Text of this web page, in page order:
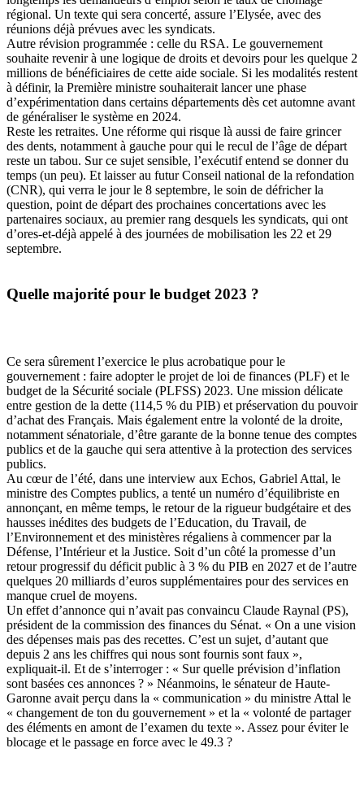
régional. Un texte qui sera concerté, assure l’Elysée, avec des
réunions déjà prévues avec les syndicats.
Autre révision programmée : celle du RSA. Le gouvernement
souhaite revenir à une logique de droits et devoirs pour les quelque 2
millions de bénéficiaires de cette aide sociale. Si les modalités restent
à définir, la Première ministre souhaiterait lancer une phase
d’expérimentation dans certains départements dès cet automne avant
de généraliser le système en 2024.
Reste les retraites. Une réforme qui risque là aussi de faire grincer
des dents, notamment à gauche pour qui le recul de l’âge de départ
reste un tabou. Sur ce sujet sensible, l’exécutif entend se donner du
temps (un peu). Et laisser au futur Conseil national de la refondation
(CNR), qui verra le jour le 8 septembre, le soin de défricher la
question, point de départ des prochaines concertations avec les
partenaires sociaux, au premier rang desquels les syndicats, qui ont
d’ores-et-déjà appelé à des journées de mobilisation les 22 et 29
septembre.
Quelle majorité pour le budget 2023 ?
Ce sera sûrement l’exercice le plus acrobatique pour le
gouvernement : faire adopter le projet de loi de finances (PLF) et le
budget de la Sécurité sociale (PLFSS) 2023. Une mission délicate
entre gestion de la dette (114,5 % du PIB) et préservation du pouvoir
d’achat des Français. Mais également entre la volonté de la droite,
notamment sénatoriale, d’être garante de la bonne tenue des comptes
publics et de la gauche qui sera attentive à la protection des services
publics.
Au cœur de l’été, dans une interview aux Echos, Gabriel Attal, le
ministre des Comptes publics, a tenté un numéro d’équilibriste en
annonçant, en même temps, le retour de la rigueur budgétaire et des
hausses inédites des budgets de l’Education, du Travail, de
l’Environnement et des ministères régaliens à commencer par la
Défense, l’Intérieur et la Justice. Soit d’un côté la promesse d’un
retour progressif du déficit public à 3 % du PIB en 2027 et de l’autre
quelques 20 milliards d’euros supplémentaires pour des services en
manque cruel de moyens.
Un effet d’annonce qui n’avait pas convaincu Claude Raynal (PS),
président de la commission des finances du Sénat. « On a une vision
des dépenses mais pas des recettes. C’est un sujet, d’autant que
depuis 2 ans les chiffres qui nous sont fournis sont faux »,
expliquait-il. Et de s’interroger : « Sur quelle prévision d’inflation
sont basées ces annonces ? » Néanmoins, le sénateur de Haute-
Garonne avait perçu dans la « communication » du ministre Attal le
« changement de ton du gouvernement » et la « volonté de partager
des éléments en amont de l’examen du texte ». Assez pour éviter le
blocage et le passage en force avec le 49.3 ?